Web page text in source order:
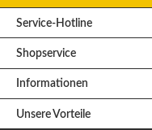
Service-Hotline
Shopservice
Informationen
Unsere Vorteile